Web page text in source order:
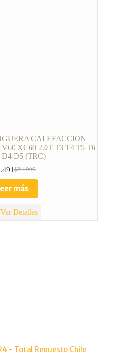
CALEFACCION
XC60 2.0T T3 T4 T5 T6
D4 D5 (TRC)
$84.990
más
Ver Detalles
- Total Repuesto Chile